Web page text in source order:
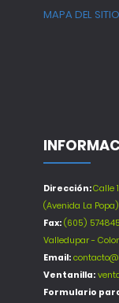
MAPA DEL SITIO
Dirección:Calle
(Avenida La Popa)
Fax: (605)
Valledupar -
Email:
Ventanilla:
Formulario para